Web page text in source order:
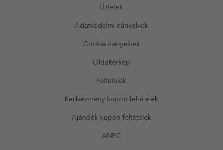
Üzletek
Adatvédelmi irányelvek
Cookie irányelvek
Oldaltérkép
Feltételek
Kedvezmény kupon feltételek
Ajándék kupon feltételek
ANPC